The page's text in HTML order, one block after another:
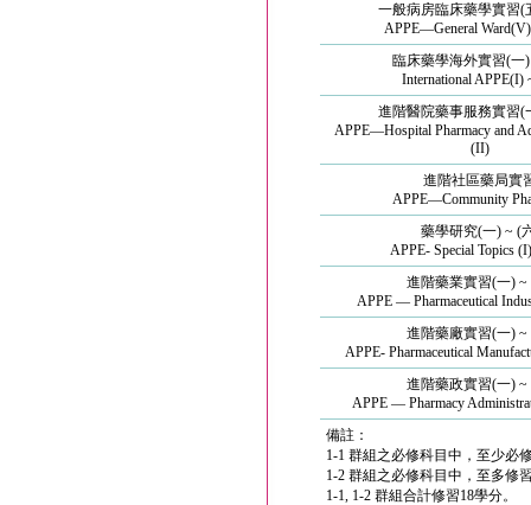
一般病房臨床藥學實習(
APPE—General
臨床藥學海外實習(一
International APPE(I)
進階醫院藥事服務實習(
APPE—Hospital Pharmacy and
(II)
進階社區藥局實
APPE—Community
藥學研究(一) ~ (
APPE- Special Topics
進階藥業實習(一) ~
APPE — Pharmaceutical
進階藥廠實習(一) ~
APPE- Pharmaceutical
進階藥政實習(一) ~
APPE — Pharmacy
備註：
1-1 群組之必修科目中，至少必
1-2 群組之必修科目中，至多修
1-1, 1-2 群組合計修習18學分。